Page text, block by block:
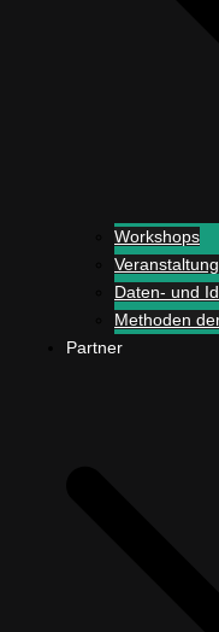
Workshops
Daten- und
Methoden
Partner